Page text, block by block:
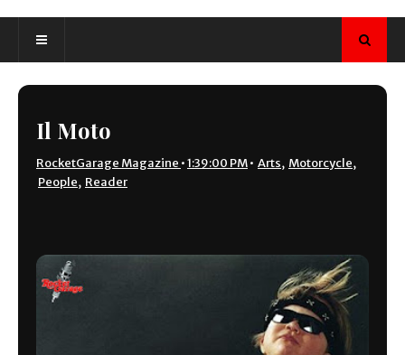
Il Moto
RocketGarage Magazine •1:39:00 PM• Arts, Motorcycle,
People, Reader